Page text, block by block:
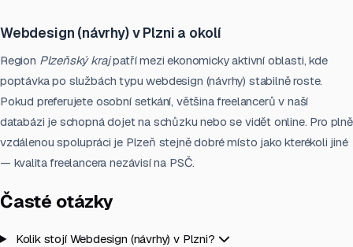
Webdesign (návrhy) v Plzni a okolí
Region Plzeňský krajpatří mezi ekonomicky aktivní oblasti, kde
poptávka po službách typu webdesign (návrhy) stabilně roste.
Pokud preferujete osobní setkání, většina freelancerů v naší
databázi je schopná dojet na schůzku nebo se vidět online. Pro plně
vzdálenou spolupráci je Plzeň stejně dobré místo jako kterékoli jiné
— kvalita freelancera nezávisí na PSČ.
Časté otázky
Kolik stojí Webdesign (návrhy) v Plzni?